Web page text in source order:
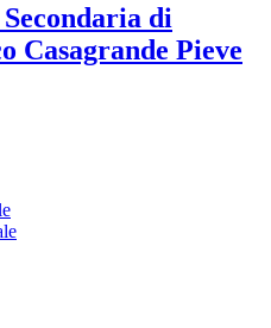
di
Casagrande Pieve